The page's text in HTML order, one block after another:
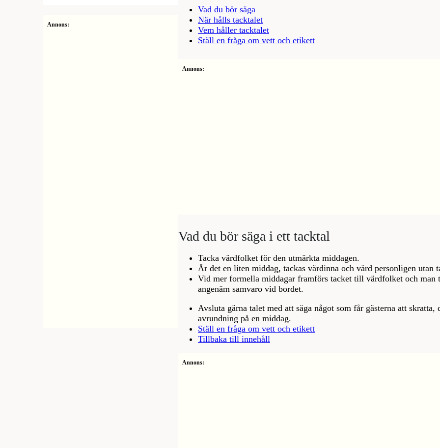
Annons:
Vad du bör säga
När hålls tacktalet
Vem håller tacktalet
Ställ en fråga om vett och etikett
Annons:
Vad du bör säga i ett tacktal
Tacka värdfolket för den utmärkta middagen.
Är det en liten middag, tackas värdinna och värd personligen utan
Vid mer formella middagar framförs tacket till värdfolket och man
angenäm samvaro vid bordet.
Avsluta gärna talet med att säga något som får gästerna att skratta,
avrundning på en middag.
Ställ en fråga om vett och etikett
Tillbaka till innehåll
Annons: